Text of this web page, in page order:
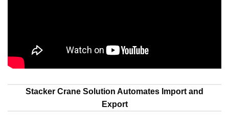
Stacker Crane Solution Automates Import and
Export